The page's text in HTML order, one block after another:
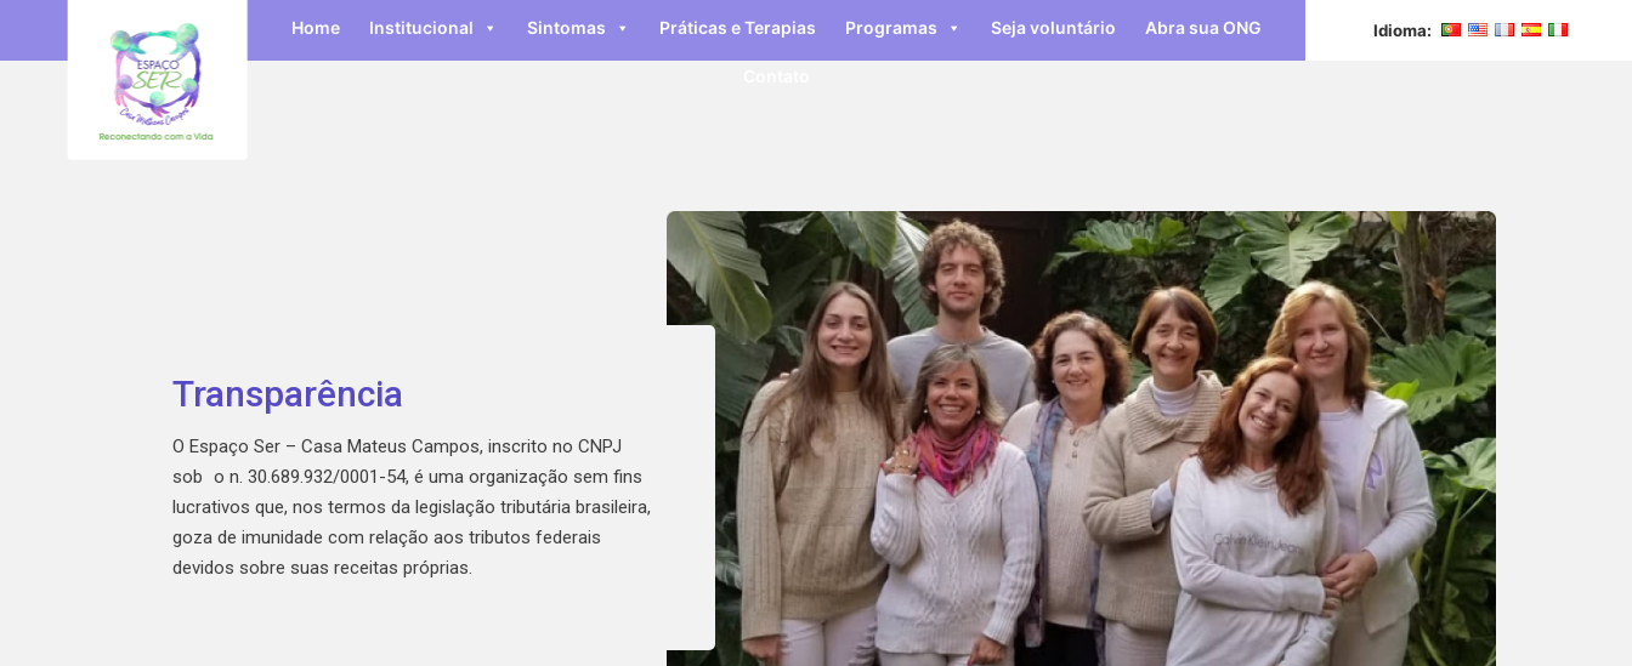
Home Institucional Sintomas Práticas e Terapias Programas Seja voluntário Abra sua ONG Idioma:
Transparência
O Espaço Ser – Casa Mateus Campos, inscrito no CNPJ
sob o n. 30.689.932/0001-54, é uma organização sem fins
lucrativos que, nos termos da legislação tributária brasileira,
goza de imunidade com relação aos tributos federais
devidos sobre suas receitas próprias.